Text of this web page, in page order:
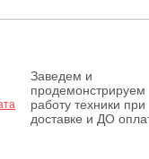
Заведем и
продемонстрируем
работу техники при
доставке и ДО